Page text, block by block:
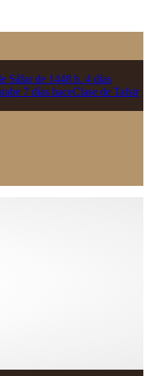
Sáfar de 1448 h. 4 días
7 días haceClase de Tafsir